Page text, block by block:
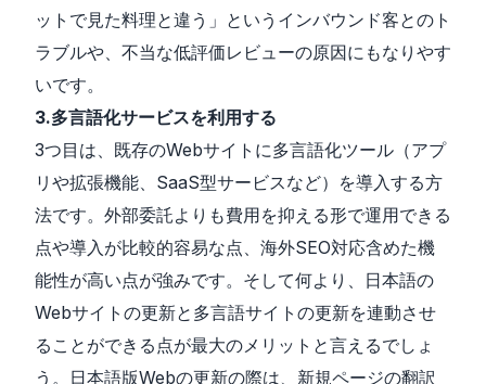
ットで見た料理と違う」というインバウンド客とのト
ラブルや、不当な低評価レビューの原因にもなりやす
いです。
3.多言語化サービスを利用する
3つ目は、既存のWebサイトに多言語化ツール（アプ
リや拡張機能、SaaS型サービスなど）を導入する方
法です。外部委託よりも費用を抑える形で運用できる
点や導入が比較的容易な点、海外SEO対応含めた機
能性が高い点が強みです。そして何より、日本語の
Webサイトの更新と多言語サイトの更新を連動させ
ることができる点が最大のメリットと言えるでしょ
う。日本語版Webの更新の際は、新規ページの翻訳